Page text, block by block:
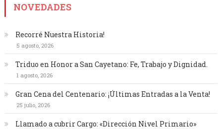
NOVEDADES
Recorré Nuestra Historia!
5 agosto, 2026
Triduo en Honor a San Cayetano: Fe, Trabajo y Dignidad.
1 agosto, 2026
Gran Cena del Centenario: ¡Últimas Entradas a la Venta!
25 julio, 2026
Llamado a cubrir Cargo: «Dirección Nivel Primario»